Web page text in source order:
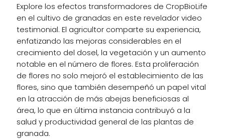
Explore los efectos transformadores de CropBioLife
en el cultivo de granadas en este revelador video
testimonial. El agricultor comparte su experiencia,
enfatizando las mejoras considerables en el
crecimiento del dosel, la vegetación y un aumento
notable en el número de flores. Esta proliferación
de flores no solo mejoró el establecimiento de las
flores, sino que también desempeñó un papel vital
en la atracción de más abejas beneficiosas al
área, lo que en última instancia contribuyó a la
salud y productividad general de las plantas de
granada.